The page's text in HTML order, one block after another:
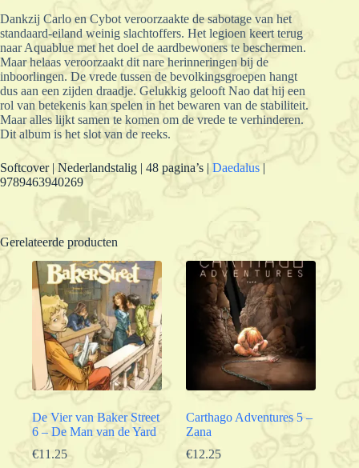
Dankzij Carlo en Cybot veroorzaakte de sabotage van het
standaard-eiland weinig slachtoffers. Het legioen keert terug
naar Aquablue met het doel de aardbewoners te beschermen.
Maar helaas veroorzaakt dit nare herinneringen bij de
inboorlingen. De vrede tussen de bevolkingsgroepen hangt
dus aan een zijden draadje. Gelukkig gelooft Nao dat hij een
rol van betekenis kan spelen in het bewaren van de stabiliteit.
Maar alles lijkt samen te komen om de vrede te verhinderen.
Dit album is het slot van de reeks.
Softcover | Nederlandstalig | 48 pagina’s | Daedalus |
9789463940269
Gerelateerde producten
De Vier van Baker Street
6 – De Man van de Yard
€11.25
Carthago Adventures 5 –
Zana
€12.25